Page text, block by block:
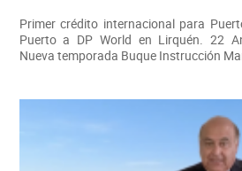
Primer crédito internacional para
Puerto a DP World en Lirquén. 22
Nueva temporada Buque Instrucción